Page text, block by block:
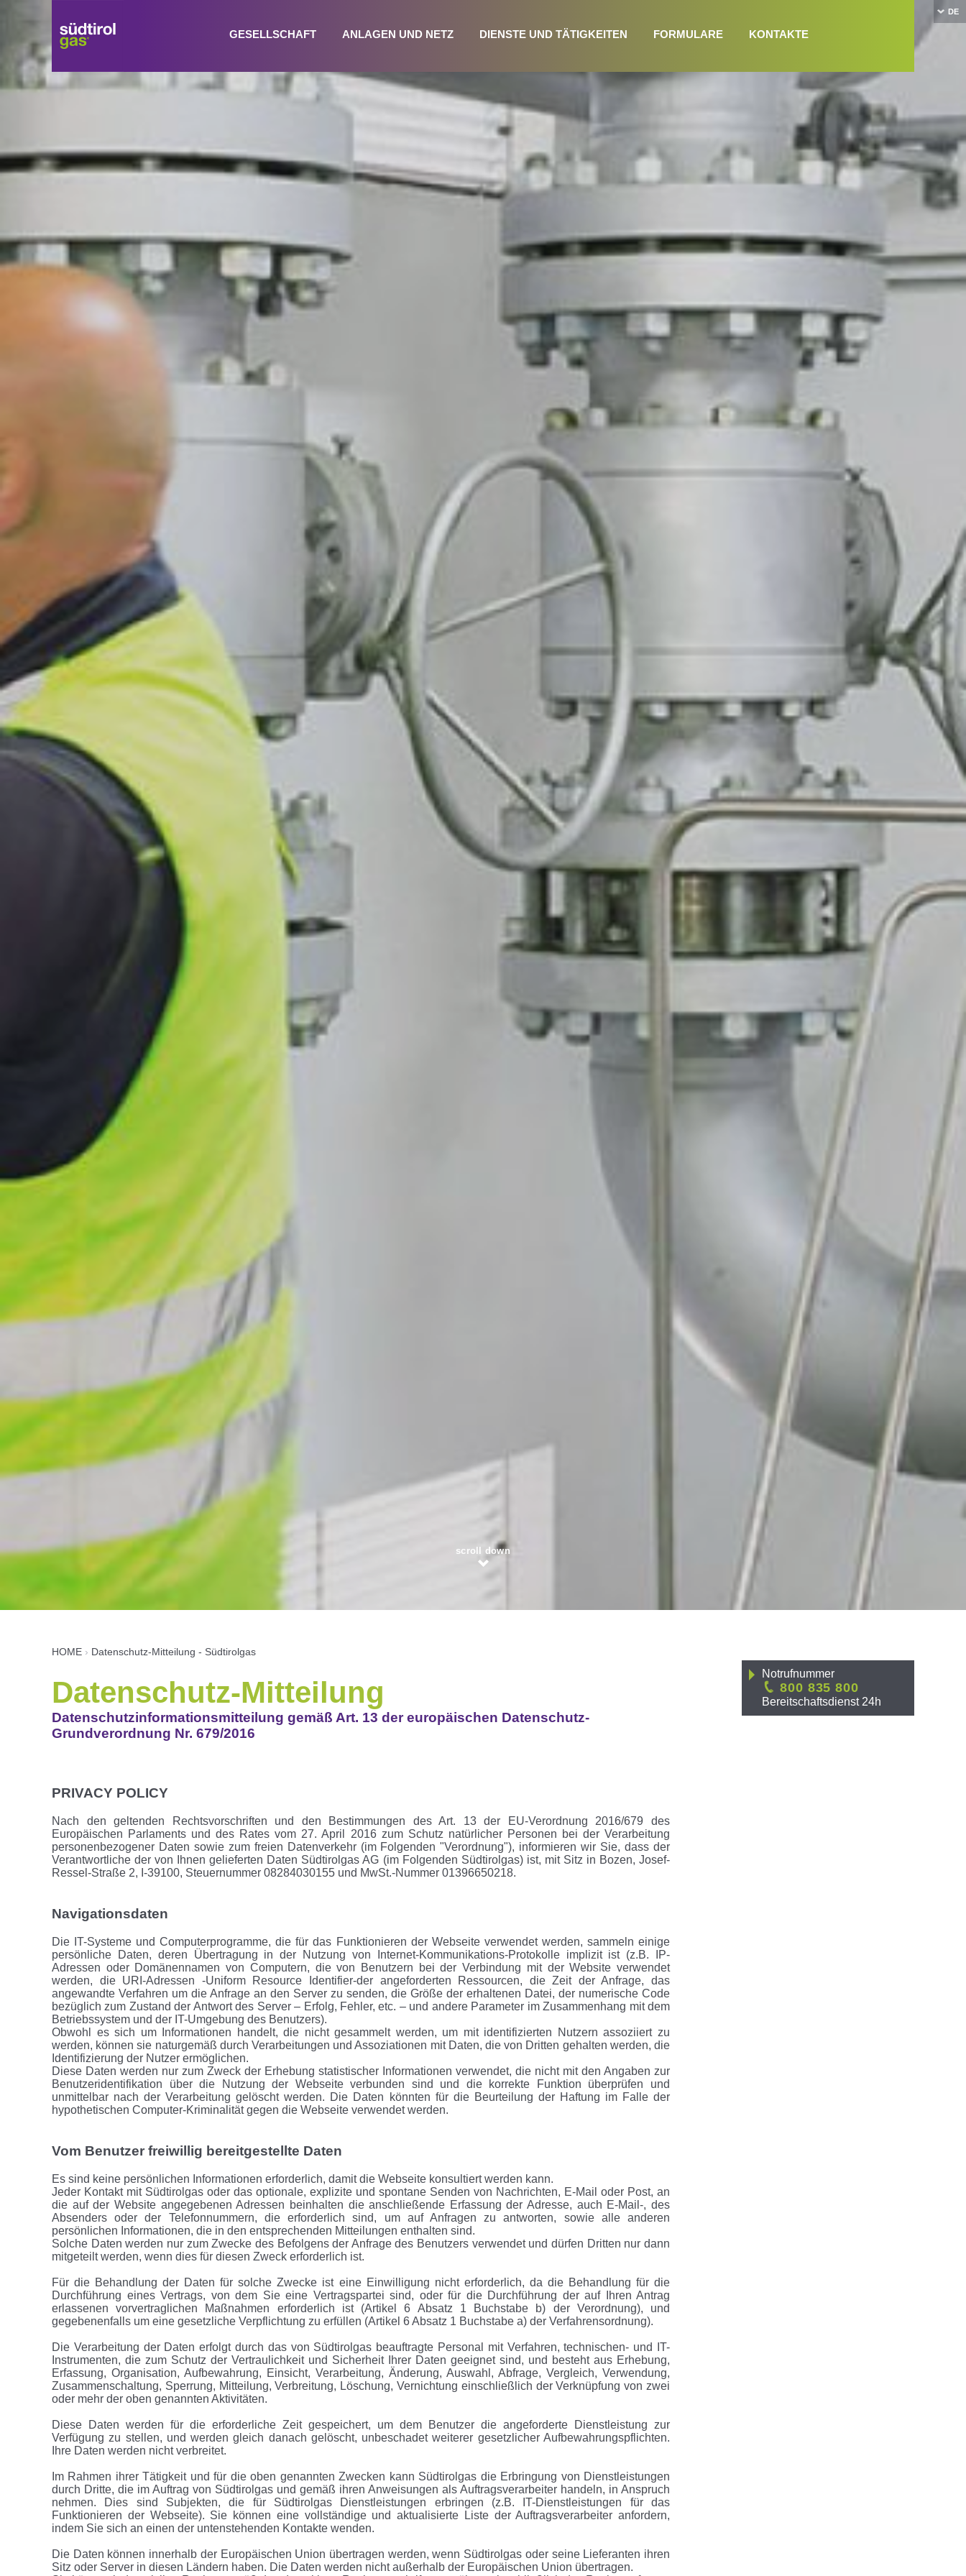
DE
GESELLSCHAFT ANLAGEN UND NETZ DIENSTE UND TÄTIGKEITEN FORMULARE KONTAKTE
scroll down
HOME › Datenschutz-Mitteilung - Südtirolgas
Datenschutz-Mitteilung
Datenschutzinformationsmitteilung gemäß Art. 13 der europäischen Datenschutz-
Grundverordnung Nr. 679/2016
PRIVACY POLICY
Nach den geltenden Rechtsvorschriften und den Bestimmungen des Art. 13 der EU-Verordnung 2016/679 des
Europäischen Parlaments und des Rates vom 27. April 2016 zum Schutz natürlicher Personen bei der Verarbeitung
personenbezogener Daten sowie zum freien Datenverkehr (im Folgenden "Verordnung"), informieren wir Sie, dass der
Verantwortliche der von Ihnen gelieferten Daten Südtirolgas AG (im Folgenden Südtirolgas) ist, mit Sitz in Bozen, Josef-
Ressel-Straße 2, I-39100, Steuernummer 08284030155 und MwSt.-Nummer 01396650218.
Navigationsdaten
Die IT-Systeme und Computerprogramme, die für das Funktionieren der Webseite verwendet werden, sammeln einige
persönliche Daten, deren Übertragung in der Nutzung von Internet-Kommunikations-Protokolle implizit ist (z.B. IP-
Adressen oder Domänennamen von Computern, die von Benutzern bei der Verbindung mit der Website verwendet
werden, die URI-Adressen -Uniform Resource Identifier-der angeforderten Ressourcen, die Zeit der Anfrage, das
angewandte Verfahren um die Anfrage an den Server zu senden, die Größe der erhaltenen Datei, der numerische Code
bezüglich zum Zustand der Antwort des Server – Erfolg, Fehler, etc. – und andere Parameter im Zusammenhang mit dem
Betriebssystem und der IT-Umgebung des Benutzers).
Obwohl es sich um Informationen handelt, die nicht gesammelt werden, um mit identifizierten Nutzern assoziiert zu
werden, können sie naturgemäß durch Verarbeitungen und Assoziationen mit Daten, die von Dritten gehalten werden, die
Identifizierung der Nutzer ermöglichen.
Diese Daten werden nur zum Zweck der Erhebung statistischer Informationen verwendet, die nicht mit den Angaben zur
Benutzeridentifikation über die Nutzung der Webseite verbunden sind und die korrekte Funktion überprüfen und
unmittelbar nach der Verarbeitung gelöscht werden. Die Daten könnten für die Beurteilung der Haftung im Falle der
hypothetischen Computer-Kriminalität gegen die Webseite verwendet werden.
Vom Benutzer freiwillig bereitgestellte Daten
Es sind keine persönlichen Informationen erforderlich, damit die Webseite konsultiert werden kann.
Jeder Kontakt mit Südtirolgas oder das optionale, explizite und spontane Senden von Nachrichten, E-Mail oder Post, an
die auf der Website angegebenen Adressen beinhalten die anschließende Erfassung der Adresse, auch E-Mail-, des
Absenders oder der Telefonnummern, die erforderlich sind, um auf Anfragen zu antworten, sowie alle anderen
persönlichen Informationen, die in den entsprechenden Mitteilungen enthalten sind.
Solche Daten werden nur zum Zwecke des Befolgens der Anfrage des Benutzers verwendet und dürfen Dritten nur dann
mitgeteilt werden, wenn dies für diesen Zweck erforderlich ist.
Für die Behandlung der Daten für solche Zwecke ist eine Einwilligung nicht erforderlich, da die Behandlung für die
Durchführung eines Vertrags, von dem Sie eine Vertragspartei sind, oder für die Durchführung der auf Ihren Antrag
erlassenen vorvertraglichen Maßnahmen erforderlich ist (Artikel 6 Absatz 1 Buchstabe b) der Verordnung), und
gegebenenfalls um eine gesetzliche Verpflichtung zu erfüllen (Artikel 6 Absatz 1 Buchstabe a) der Verfahrensordnung).
Die Verarbeitung der Daten erfolgt durch das von Südtirolgas beauftragte Personal mit Verfahren, technischen- und IT-
Instrumenten, die zum Schutz der Vertraulichkeit und Sicherheit Ihrer Daten geeignet sind, und besteht aus Erhebung,
Erfassung, Organisation, Aufbewahrung, Einsicht, Verarbeitung, Änderung, Auswahl, Abfrage, Vergleich, Verwendung,
Zusammenschaltung, Sperrung, Mitteilung, Verbreitung, Löschung, Vernichtung einschließlich der Verknüpfung von zwei
oder mehr der oben genannten Aktivitäten.
Diese Daten werden für die erforderliche Zeit gespeichert, um dem Benutzer die angeforderte Dienstleistung zur
Verfügung zu stellen, und werden gleich danach gelöscht, unbeschadet weiterer gesetzlicher Aufbewahrungspflichten.
Ihre Daten werden nicht verbreitet.
Im Rahmen ihrer Tätigkeit und für die oben genannten Zwecken kann Südtirolgas die Erbringung von Dienstleistungen
durch Dritte, die im Auftrag von Südtirolgas und gemäß ihren Anweisungen als Auftragsverarbeiter handeln, in Anspruch
nehmen. Dies sind Subjekten, die für Südtirolgas Dienstleistungen erbringen (z.B. IT-Dienstleistungen für das
Funktionieren der Webseite). Sie können eine vollständige und aktualisierte Liste der Auftragsverarbeiter anfordern,
indem Sie sich an einen der untenstehenden Kontakte wenden.
Die Daten können innerhalb der Europäischen Union übertragen werden, wenn Südtirolgas oder seine Lieferanten ihren
Sitz oder Server in diesen Ländern haben. Die Daten werden nicht außerhalb der Europäischen Union übertragen.
Notrufnummer
800 835 800
Bereitschaftsdienst 24h